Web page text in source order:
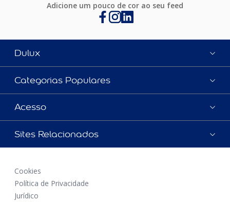
Adicione um pouco de cor ao seu feed
Dulux
Categorias Populares
Acesso
Sites Relacionados
Cookies
Política de Privacidade
Jurídico